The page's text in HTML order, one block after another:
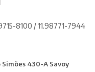
8100 / 11.98771-7944
430-A Savoy